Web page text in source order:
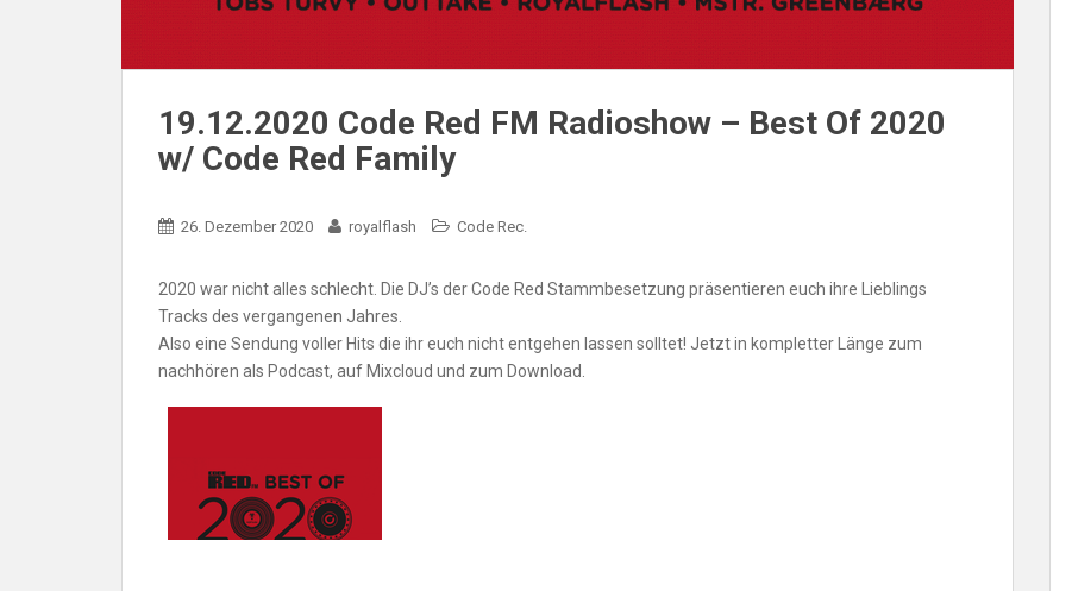
19.12.2020 Code Red FM Radioshow – Best Of 2020
w/ Code Red Family
26. Dezember 2020 royalflash Code Rec.
2020 war nicht alles schlecht. Die DJ’s der Code Red Stammbesetzung präsentieren euch ihre Lieblings
Tracks des vergangenen Jahres.
Also eine Sendung voller Hits die ihr euch nicht entgehen lassen solltet! Jetzt in kompletter Länge zum
nachhören als Podcast, auf Mixcloud und zum Download.